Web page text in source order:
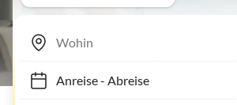
Anreise- Abreise